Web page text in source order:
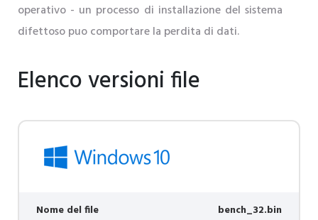
operativo - un processo di installazione del sistema
difettoso puo comportare la perdita di dati.
Elenco versioni file
Nome del file bench_32.bin